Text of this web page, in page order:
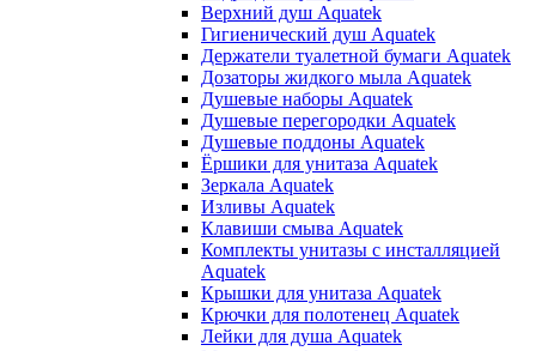
Верхний душ Aquatek
Гигиенический душ Aquatek
Держатели туалетной бумаги Aquatek
Дозаторы жидкого мыла Aquatek
Душевые наборы Aquatek
Душевые перегородки Aquatek
Душевые поддоны Aquatek
Ёршики для унитаза Aquatek
Зеркала Aquatek
Изливы Aquatek
Клавиши смыва Aquatek
Комплекты унитазы с инсталляцией
Aquatek
Крышки для унитаза Aquatek
Крючки для полотенец Aquatek
Лейки для душа Aquatek